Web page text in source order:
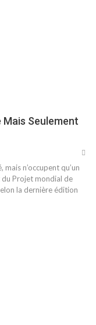
Mais Seulement
n’occupent qu’un
Projet mondial de
la dernière édition